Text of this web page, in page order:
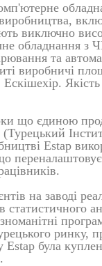
виключно
обладнання з
та
виробничі
що єдиною
Estap
на заводі
статистичного
ринку,
Estap була